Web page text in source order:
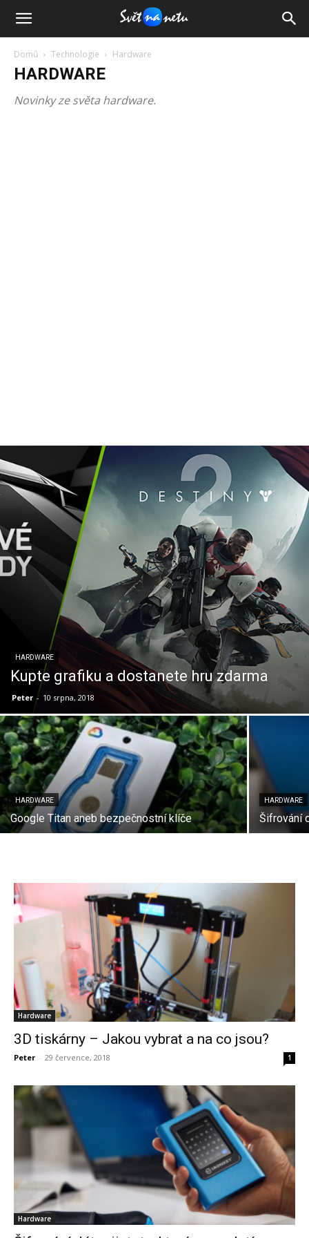
Domů Technologie Hardware
HARDWARE
Novinky ze světa hardware.
HARDWARE
Kupte grafiku a dostanete hru zdarma
Peter - 10 srpna, 2018
HARDWARE
Google Titan aneb bezpečnostní klíče
HARDWARE
Šifrování
Hardware
3D tiskárny – Jakou vybrat a na co jsou?
Peter - 29 července, 2018 1
Hardware